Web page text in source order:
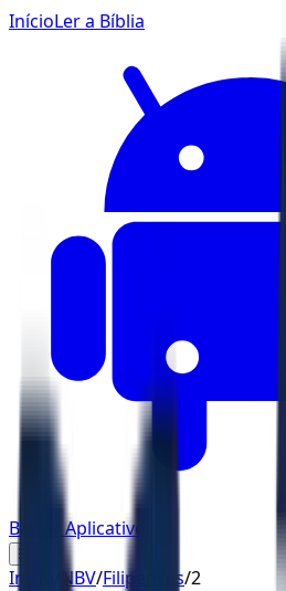
InícioLer a Bíblia
Baixar Aplicativo
☰
Início NBV/Filipenses/2